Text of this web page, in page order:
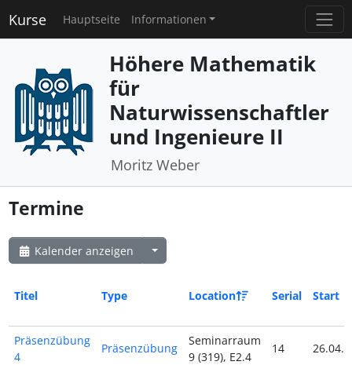
Kurse Hauptseite Informationen
Höhere Mathematik
für
Naturwissenschaftler
und Ingenieure II
Moritz Weber
Termine
Kalender anzeigen
Titel Type Location Serial Start
Präsenzübung
4
Präsenzübung
Seminarraum
9 (319), E2.4
14